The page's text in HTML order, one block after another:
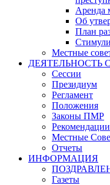
Аренда
Об
План
Местные
ДЕЯТЕЛЬНОСТЬ
Сессии
Президиум
Регламент
Положения
Законы ПМР
Рекомендации
Местные
Отчеты
ИНФОРМАЦИЯ
Газеты